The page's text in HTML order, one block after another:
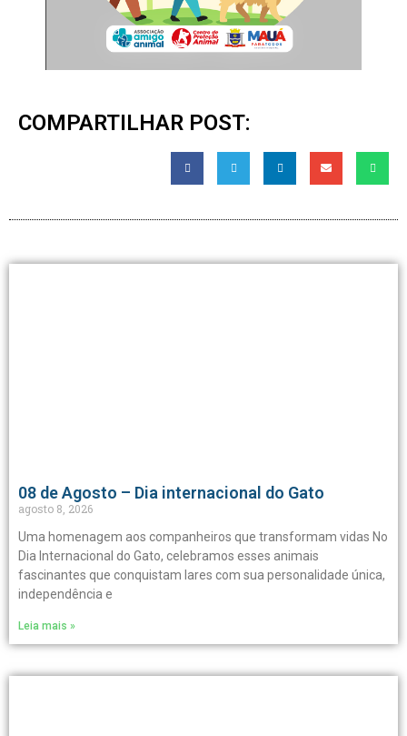
COMPARTILHAR POST:
08 de Agosto – Dia internacional do Gato
agosto 8, 2026
Uma homenagem aos companheiros que transformam vidas No
Dia Internacional do Gato, celebramos esses animais
fascinantes que conquistam lares com sua personalidade única,
independência e
Leia mais »